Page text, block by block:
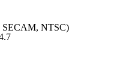
NTSC)